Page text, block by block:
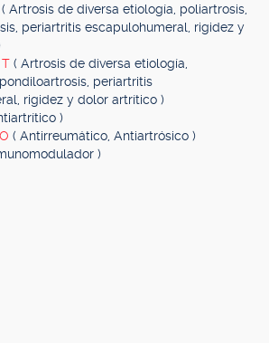
( Artrosis de diversa etiología, poliartrosis,
periartritis escapulohumeral, rigidez y
T ( Artrosis de diversa etiología,
periartritis
rigidez y dolor artrítico )
)
( Antirreumático, Antiartrósico )
)